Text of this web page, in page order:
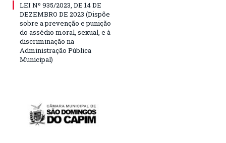
LEI Nº 935/2023, DE 14 DE
DEZEMBRO DE 2023 (Dispõe
sobre a prevenção e punição
do assédio moral, sexual, e à
discriminação na
Administração Pública
Municipal)